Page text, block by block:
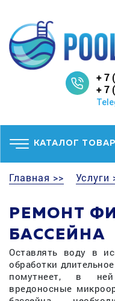
+ 7
+ 7
КАТАЛОГ
Главная >> Услуги
РЕМОНТ
БАССЕЙНА
Оставлять воду в
обработки
помутнеет, в ней
вредоносные